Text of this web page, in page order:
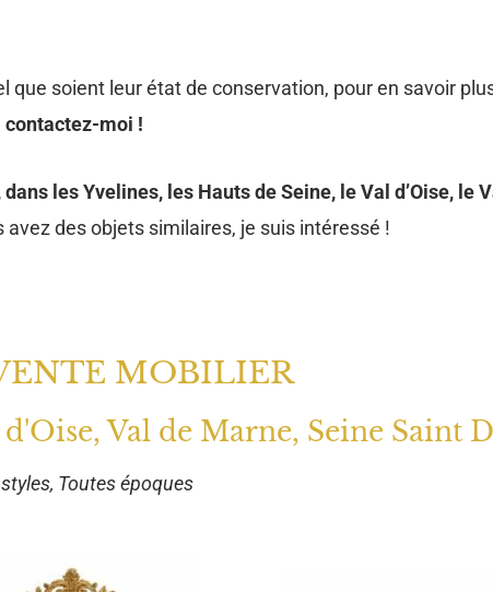
que soient leur état de conservation, pour en savoir
contactez-moi !
dans les Yvelines, les Hauts de Seine, le Val d’Oise, le
avez des objets similaires, je suis intéressé !
MOBILIER
Val de Marne, Seine Saint
Toutes époques